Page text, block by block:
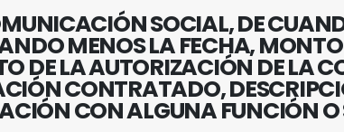
SOCIAL, DE
MENOS LA FECHA,
DE LA AUTORIZACIÓN DE LA
CONTRATADO,
CON ALGUNA FUNCIÓN O